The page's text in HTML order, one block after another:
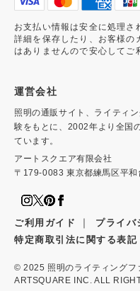
お支払い情報は安全に処理さ
詳細を保存したり、お客様の
はありませんので安心してご
運営会社
照明の通販サイト、ライティ
験をもとに、2002年より全国
ています。
アートスクエア有限会社
〒179-0083 東京都練馬区平
ご利用ガイド ｜ プライバ
特定商取引法に関する表記
© 2025 照明のライティングフ
ARTSQUARE INC. ALL